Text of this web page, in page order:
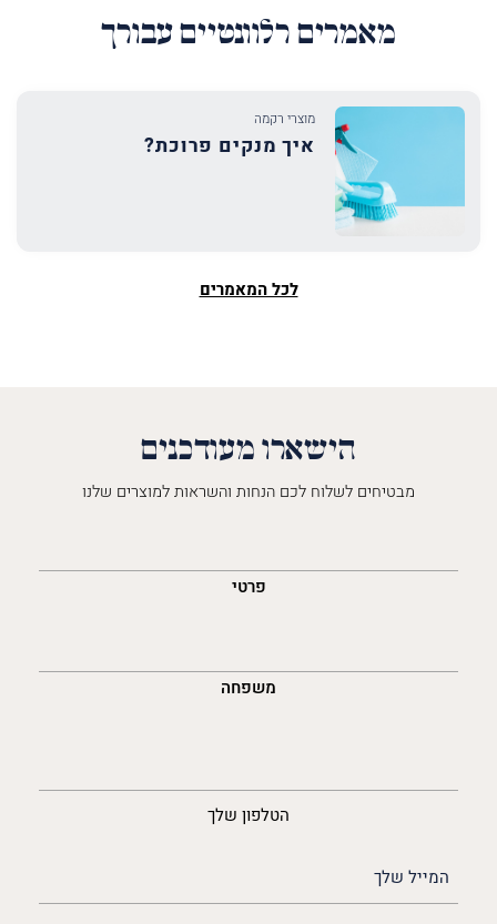
מאמרים רלוונטיים עבורך
מוצרי רקמה
איך מנקים פרוכת?
לכל המאמרים
הישארו מעודכנים
מבטיחים לשלוח לכם הנחות והשראות למוצרים שלנו
פרטי
משפחה
הטלפון שלך
(חובה)